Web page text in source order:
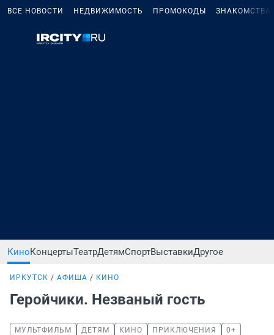
ВСЕ НОВОСТИ НЕДВИЖИМОСТЬ ПРОМОКОДЫ ЗНАКОМСТВА
КиноКонцертыТеатрДетямСпортВыставкиДругое
ИРКУТСК АФИША КИНО
Геройчики. Незваный гость
МУЛЬТФИЛЬМ ДЕТЯМ КИНО ПРИКЛЮЧЕНИЯ 0+